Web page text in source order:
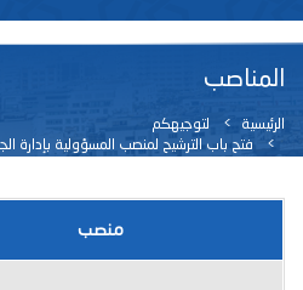
المناصب
الرئيسية
لتوجيهكم
فتح باب الترشيح لمنصب المسؤولية بإدارة
منصب